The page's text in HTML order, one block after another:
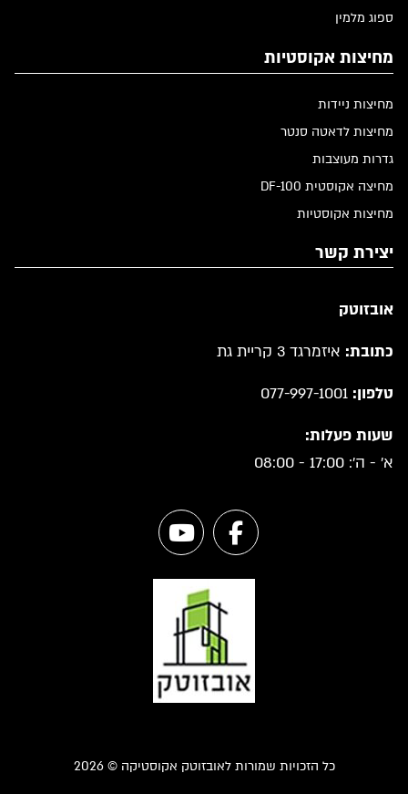
ספוג מלמין
מחיצות אקוסטיות
מחיצות ניידות
מחיצות לדאטה סנטר
גדרות מעוצבות
מחיצה אקוסטית DF-100
מחיצות אקוסטיות
יצירת קשר
אובזוטק
כתובת: איזמרגד 3 קריית גת
טלפון: 077-997-1001
שעות פעלות:
א' - ה': 17:00 - 08:00
כל הזכויות שמורות לאובזוטק אקוסטיקה © 2026